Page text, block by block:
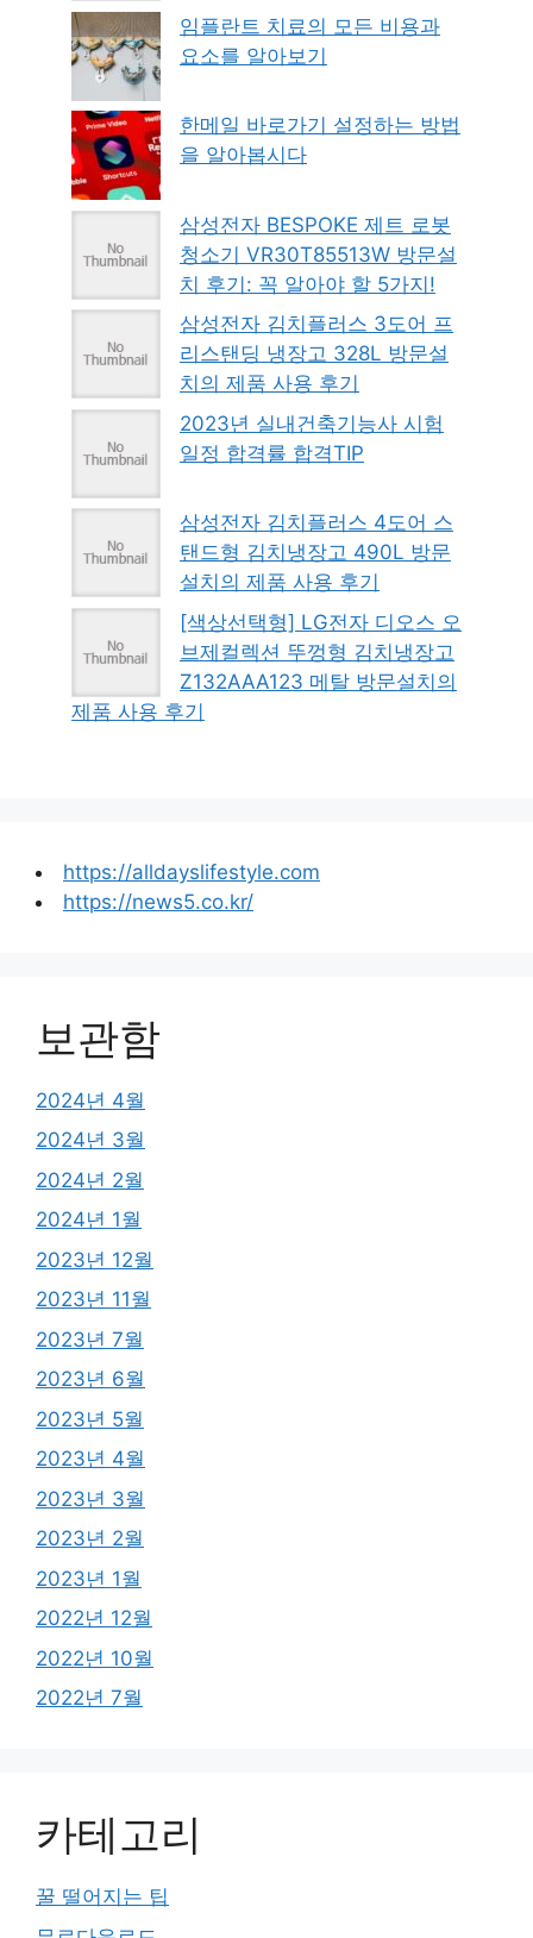
임플란트 치료의 모든 비용과
요소를 알아보기
한메일 바로가기 설정하는 방법
을 알아봅시다
삼성전자 BESPOKE 제트 로봇
청소기 VR30T85513W 방문설
치 후기: 꼭 알아야 할 5가지!
삼성전자 김치플러스 3도어 프
리스탠딩 냉장고 328L 방문설
치의 제품 사용 후기
2023년 실내건축기능사 시험
일정 합격률 합격TIP
삼성전자 김치플러스 4도어 스
탠드형 김치냉장고 490L 방문
설치의 제품 사용 후기
[색상선택형] LG전자 디오스 오
브제컬렉션 뚜껑형 김치냉장고
Z132AAA123 메탈 방문설치의
제품 사용 후기
https://alldayslifestyle.com
https://news5.co.kr/
보관함
2024년 4월
2024년 3월
2024년 2월
2024년 1월
2023년 12월
2023년 11월
2023년 7월
2023년 6월
2023년 5월
2023년 4월
2023년 3월
2023년 2월
2023년 1월
2022년 12월
2022년 10월
2022년 7월
카테고리
꿀 떨어지는 팁